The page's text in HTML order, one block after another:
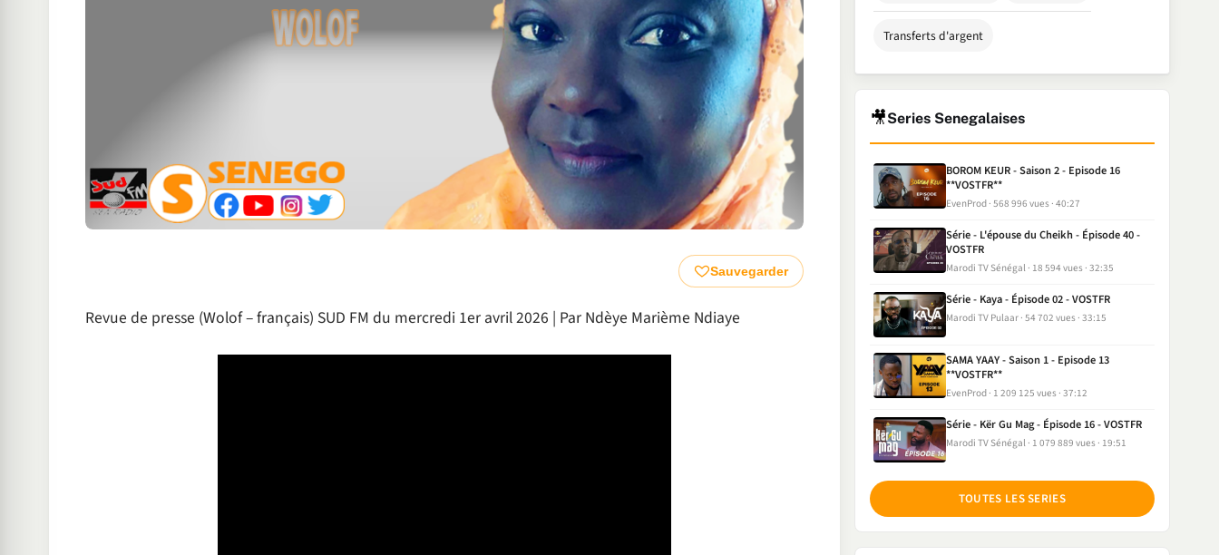
Sauvegarder
Revue de presse (Wolof – français) SUD FM du mercredi 1er avril 2026 | Par Ndèye Marième Ndiaye
Transferts d'argent
🎥Series Senegalaises
BOROM KEUR - Saison 2 - Episode 16
**VOSTFR**
EvenProd 568 996 vues 40:27
Série - L'épouse du Cheikh - Épisode 40 -
VOSTFR
Marodi TV Sénégal 18 594 vues 32:35
Série - Kaya - Épisode 02 - VOSTFR
Marodi TV Pulaar 54 702 vues 33:15
SAMA YAAY - Saison 1 - Episode 13
**VOSTFR**
EvenProd 1 209 125 vues 37:12
Série - Kër Gu Mag - Épisode 16 - VOSTFR
Marodi TV Sénégal 1 079 889 vues 19:51
TOUTES LES SERIES